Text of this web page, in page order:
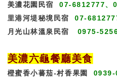
美濃花園民宿
07-6812777、
里港河堤秘境民宿
07-
月光山林溫泉民宿
0975-
美濃六龜餐廳美食
橙蜜香小蕃茄-村香果園 0939-